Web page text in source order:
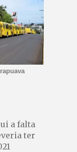
a falta
ter